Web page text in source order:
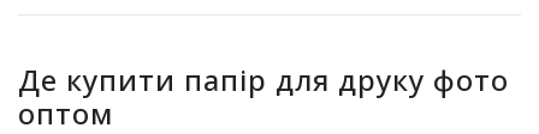
Де купити папір для друку фото
оптом